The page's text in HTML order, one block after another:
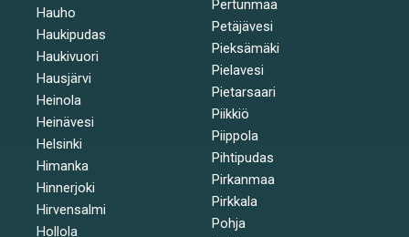
Hauho
Haukipudas
Haukivuori
Hausjärvi
Heinola
Heinävesi
Helsinki
Himanka
Hinnerjoki
Hirvensalmi
Hollola
Pertunmaa
Petäjävesi
Pieksämäki
Pielavesi
Pietarsaari
Piikkiö
Piippola
Pihtipudas
Pirkanmaa
Pirkkala
Pohja